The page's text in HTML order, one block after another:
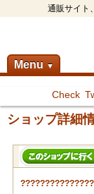
通販サイト
Menu ▼
Check
ショップ詳細